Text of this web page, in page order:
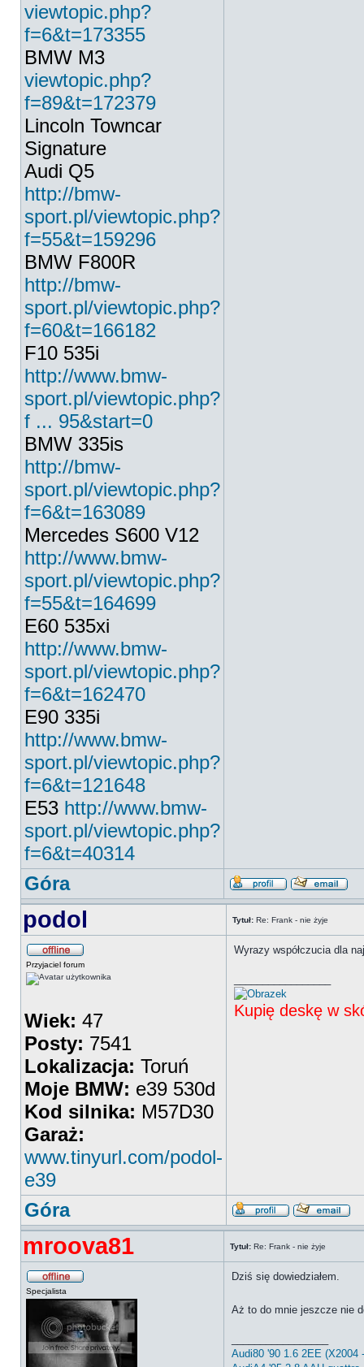
viewtopic.php?
f=6&t=173355
BMW M3
viewtopic.php?
f=89&t=172379
Lincoln Towncar
Signature
Audi Q5
http://bmw-
sport.pl/viewtopic.php?
f=55&t=159296
BMW F800R
http://bmw-
sport.pl/viewtopic.php?
f=60&t=166182
F10 535i
http://www.bmw-
sport.pl/viewtopic.php?
f ... 95&start=0
BMW 335is
http://bmw-
sport.pl/viewtopic.php?
f=6&t=163089
Mercedes S600 V12
http://www.bmw-
sport.pl/viewtopic.php?
f=55&t=164699
E60 535xi
http://www.bmw-
sport.pl/viewtopic.php?
f=6&t=162470
E90 335i
http://www.bmw-
sport.pl/viewtopic.php?
f=6&t=121648
E53 http://www.bmw-
sport.pl/viewtopic.php?
f=6&t=40314
Góra
podol Tytuł: Re: Frank - nie żyje
Przyjaciel forum
Wiek: 47
Posty: 7541
Lokalizacja: Toruń
Moje BMW: e39 530d
Kod silnika: M57D30
Garaż:
www.tinyurl.com/podol-
e39
Wyrazy współczucia dla
Kupię deskę w
Góra
mroova81 Tytuł: Re: Frank - nie żyje
Specjalista
Dziś się dowiedziałem.
Aż to do mnie jeszcze nie
Audi80 '90 1.6 2EE (X2004